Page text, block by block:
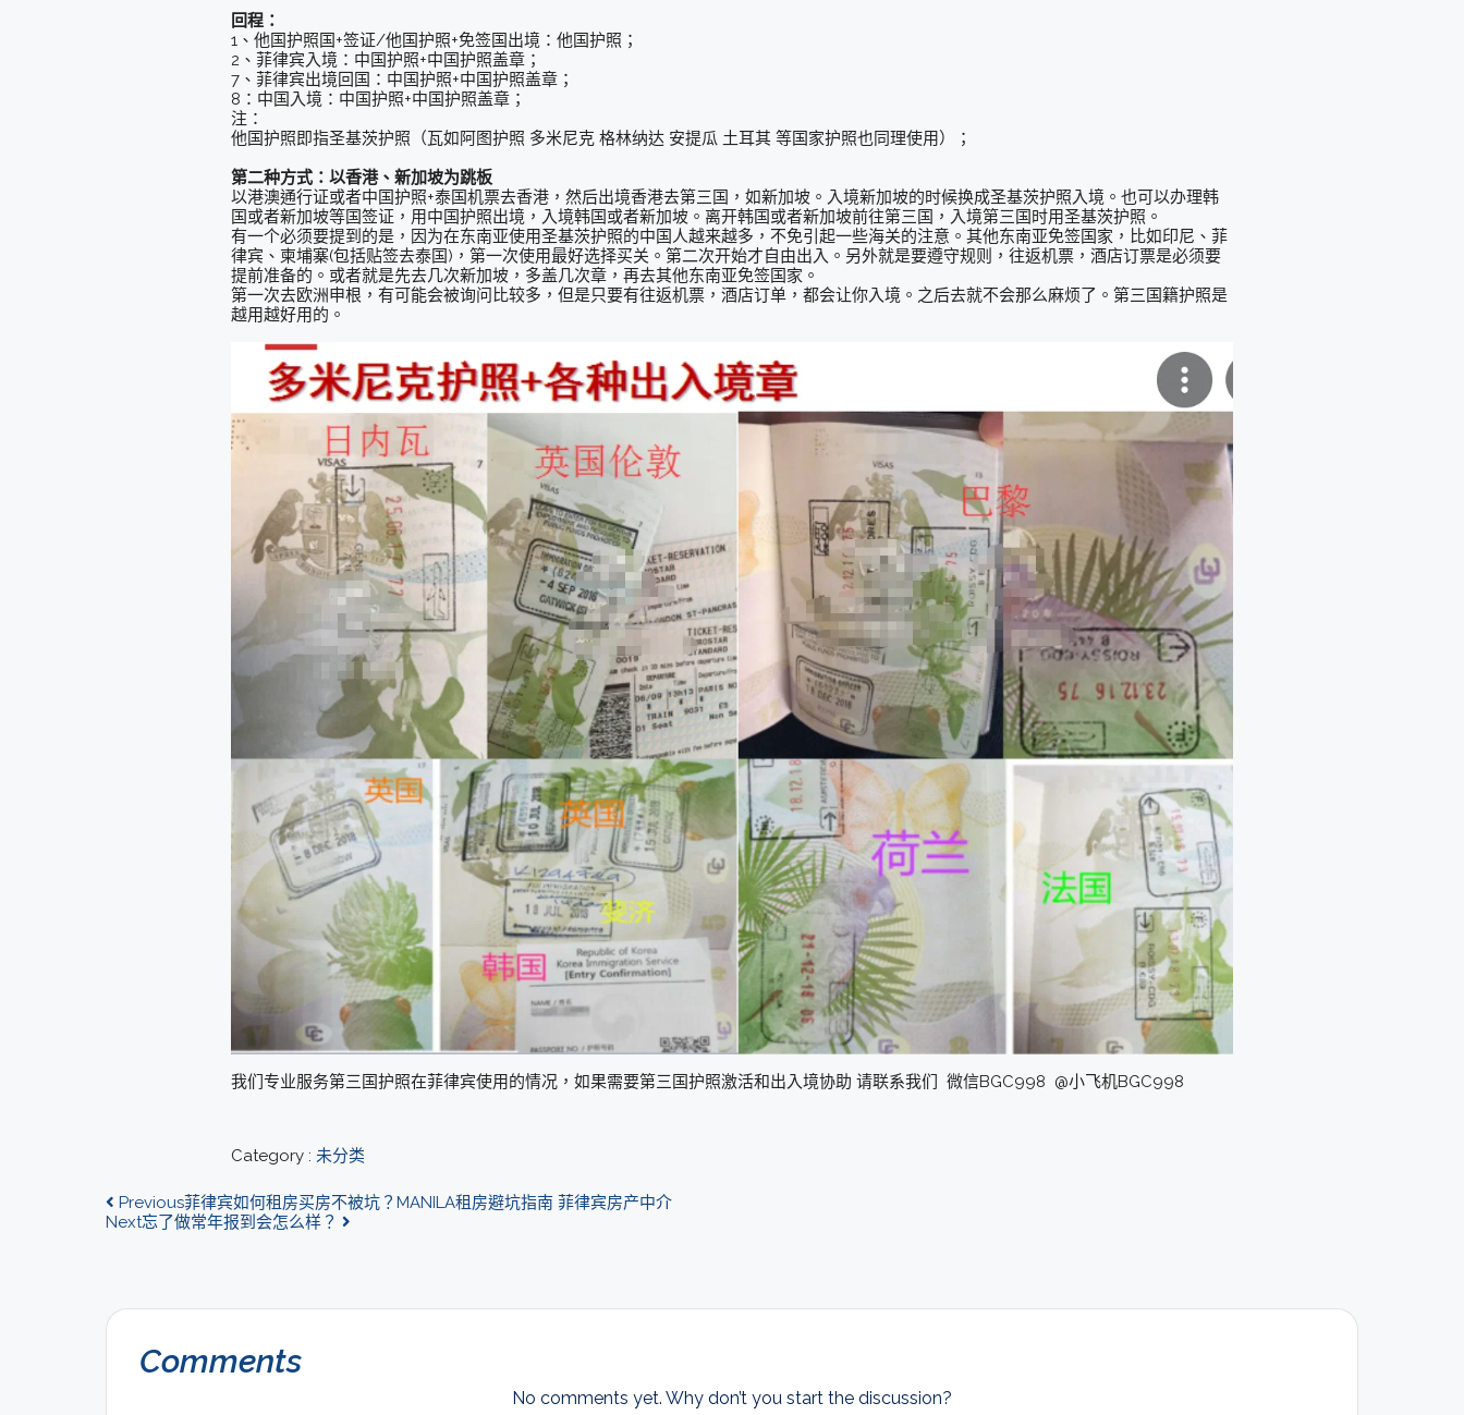
回程：
1、他国护照国+签证/他国护照+免签国出境：他国护照；
2、菲律宾入境：中国护照+中国护照盖章；
7、菲律宾出境回国：中国护照+中国护照盖章；
8：中国入境：中国护照+中国护照盖章；
注：
他国护照即指圣基茨护照（瓦如阿图护照 多米尼克 格林纳达 安提瓜 土耳其 等国家护照也同理使用）；
第二种方式：以香港、新加坡为跳板
以港澳通行证或者中国护照+泰国机票去香港，然后出境香港去第三国，如新加坡。入境新加坡的时候换成圣基茨护照入境。也可以办理韩
国或者新加坡等国签证，用中国护照出境，入境韩国或者新加坡。离开韩国或者新加坡前往第三国，入境第三国时用圣基茨护照。
有一个必须要提到的是，因为在东南亚使用圣基茨护照的中国人越来越多，不免引起一些海关的注意。其他东南亚免签国家，比如印尼、菲
律宾、柬埔寨(包括贴签去泰国)，第一次使用最好选择买关。第二次开始才自由出入。另外就是要遵守规则，往返机票，酒店订票是必须要
提前准备的。或者就是先去几次新加坡，多盖几次章，再去其他东南亚免签国家。
第一次去欧洲申根，有可能会被询问比较多，但是只要有往返机票，酒店订单，都会让你入境。之后去就不会那么麻烦了。第三国籍护照是
越用越好用的。
我们专业服务第三国护照在菲律宾使用的情况，如果需要第三国护照激活和出入境协助 请联系我们 微信BGC998 @小飞机BGC998
Category : 未分类
Previous菲律宾如何租房买房不被坑？MANILA租房避坑指南 菲律宾房产中介
Next忘了做常年报到会怎么样？
Comments
No comments yet. Why don’t you start the discussion?